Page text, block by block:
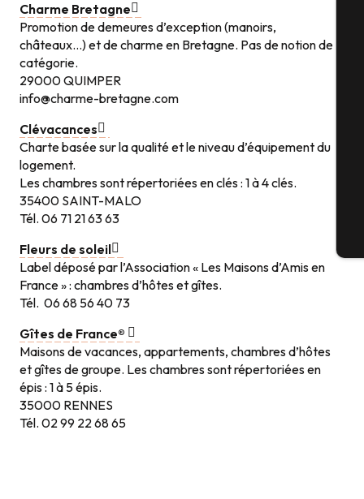
Charme Bretagne
Promotion de demeures d’exception (manoirs,
châteaux…) et de charme en Bretagne. Pas de notion de
catégorie.
29000 QUIMPER
info@charme-bretagne.com
Clévacances
Charte basée sur la qualité et le niveau d’équipement du
logement.
Les chambres sont répertoriées en clés : 1 à 4 clés.
35400 SAINT-MALO
Tél. 06 71 21 63 63
Fleurs de soleil
Label déposé par l’Association « Les Maisons d’Amis en
France » : chambres d’hôtes et gîtes.
Tél. 06 68 56 40 73
Gîtes de France®
Maisons de vacances, appartements, chambres d’hôtes
et gîtes de groupe. Les chambres sont répertoriées en
épis : 1 à 5 épis.
35000 RENNES
Tél. 02 99 22 68 65